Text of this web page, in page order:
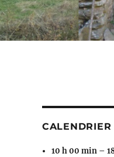
CALENDRIER
10 h 00 min –